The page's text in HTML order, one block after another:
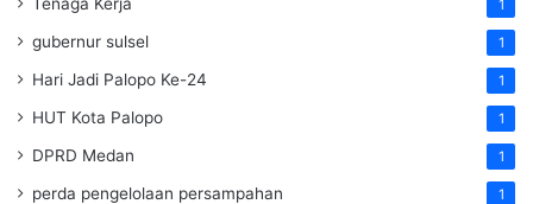
1
gubernur sulsel 1
Hari Jadi Palopo Ke-24 1
HUT Kota Palopo 1
DPRD Medan 1
perda pengelolaan persampahan 1